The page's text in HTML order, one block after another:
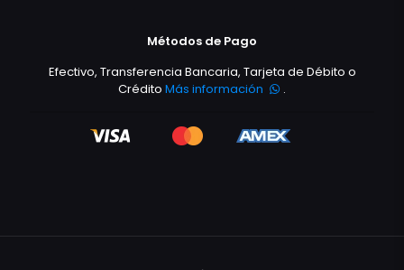
Métodos de Pago
Efectivo, Transferencia Bancaria, Tarjeta de Débito o
CréditoMás información .